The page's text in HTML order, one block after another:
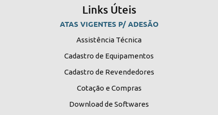
Links Úteis
ATAS VIGENTES P/ ADESÃO
Assistência Técnica
Cadastro de Equipamentos
Cadastro de Revendedores
Cotação e Compras
Download de Softwares